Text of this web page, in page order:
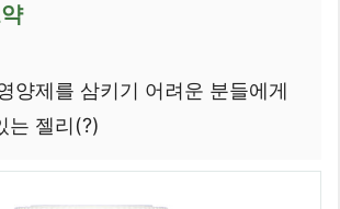
양제를 삼키기 어려운 분들에게
는 젤리(?)